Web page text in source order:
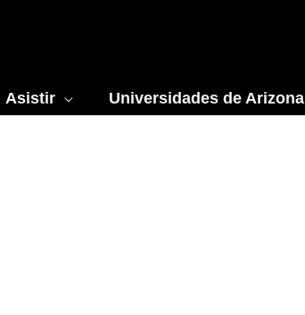
Asistir Universidades de Arizona